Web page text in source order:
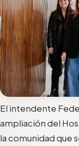
El intendente
ampliación del
la comunidad que